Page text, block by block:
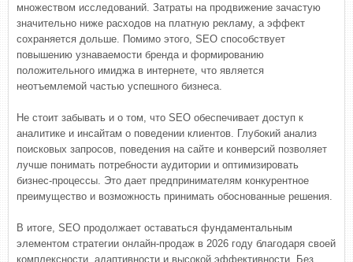
множеством исследований. Затраты на продвижение зачастую
значительно ниже расходов на платную рекламу, а эффект
сохраняется дольше. Помимо этого, SEO способствует
повышению узнаваемости бренда и формированию
положительного имиджа в интернете, что является
неотъемлемой частью успешного бизнеса.
Не стоит забывать и о том, что SEO обеспечивает доступ к
аналитике и инсайтам о поведении клиентов. Глубокий анализ
поисковых запросов, поведения на сайте и конверсий позволяет
лучше понимать потребности аудитории и оптимизировать
бизнес-процессы. Это дает предпринимателям конкурентное
преимущество и возможность принимать обоснованные решения.
В итоге, SEO продолжает оставаться фундаментальным
элементом стратегии онлайн-продаж в 2026 году благодаря своей
комплексности, адаптивности и высокой эффективности. Без